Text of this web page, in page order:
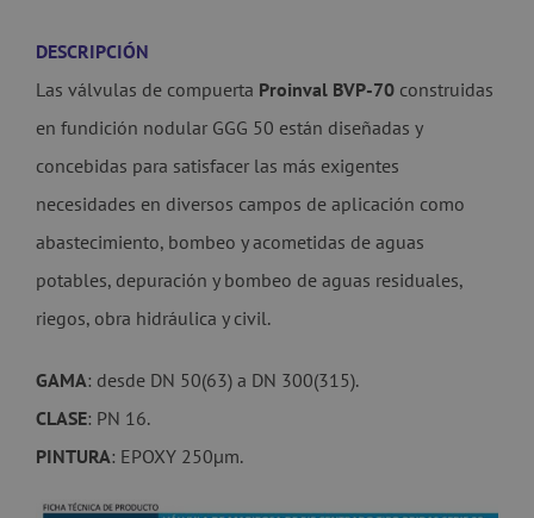
DESCRIPCIÓN
Las válvulas de compuerta Proinval BVP-70 construidas
en fundición nodular GGG 50 están diseñadas y
concebidas para satisfacer las más exigentes
necesidades en diversos campos de aplicación como
abastecimiento, bombeo y acometidas de aguas
potables, depuración y bombeo de aguas residuales,
riegos, obra hidráulica y civil.
GAMA: desde DN 50(63) a DN 300(315).
CLASE: PN 16.
PINTURA: EPOXY 250µm.